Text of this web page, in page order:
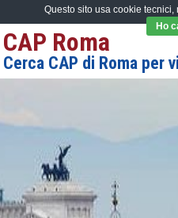
CAP Roma
Cerca CAP di Roma per
Questo sito usa cookie
Ho